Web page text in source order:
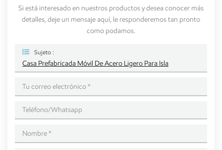
Si está interesado en nuestros productos y desea conocer más
detalles, deje un mensaje aquí, le responderemos tan pronto
como podamos.
Sujeto :
Casa Prefabricada Móvil De Acero Ligero Para Isla